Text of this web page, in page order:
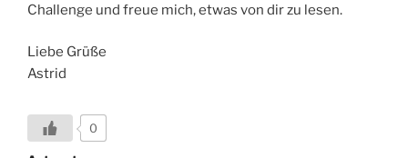
Challenge und freue mich, etwas von dir zu lesen.
Liebe Grüße
Astrid
0